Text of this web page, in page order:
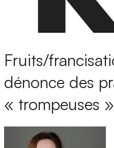
Fruits/
dénonce des
« trompeuses